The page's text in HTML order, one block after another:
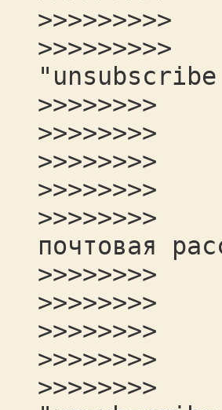
>>>>>>>>>
>>>>>>>>
>>>>>>>>
>>>>>>>>
>>>>>>>>
>>>>>>>>
почтовая
>>>>>>>>
>>>>>>>>
>>>>>>>>
>>>>>>>>
>>>>>>>>